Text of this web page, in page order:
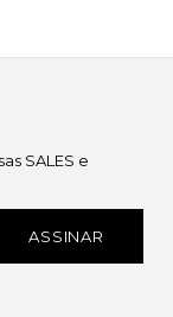
SALES e